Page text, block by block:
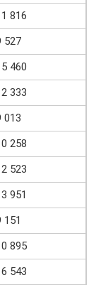
816
527
460
333
013
258
523
951
151
895
543